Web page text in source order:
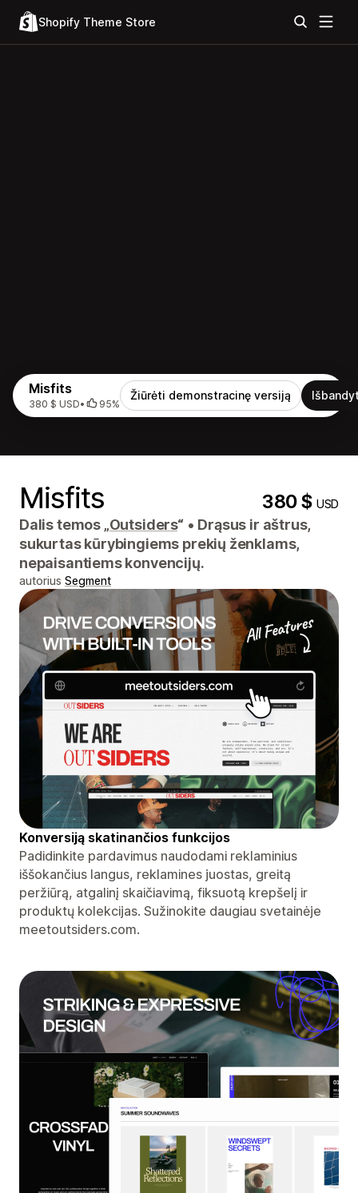
Shopify Theme Store
Misfits
380 $ USD• 95%
Žiūrėti demonstracinę versiją
Misfits 380 $USD
Dalis temos „Outsiders“ • Drąsus ir aštrus,
sukurtas kūrybingiems prekių ženklams,
nepaisantiems konvencijų.
autorius Segment
Konversiją skatinančios funkcijos
Padidinkite pardavimus naudodami reklaminius
iššokančius langus, reklamines juostas, greitą
peržiūrą, atgalinį skaičiavimą, fiksuotą krepšelį ir
produktų kolekcijas. Sužinokite daugiau svetainėje
meetoutsiders.com.